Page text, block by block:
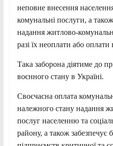
неповне внесення
комунальні послуги, а
надання житлово-
разі їх неоплати або
Така заборона діятиме до
воєнного стану в Україні.
Своєчасна оплата
належного стану надання
послуг населенню та
району, а також забезпечує